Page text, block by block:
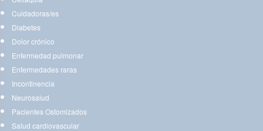
Cuidadoras/es
Diabetes
Dolor crónico
Enfermedad pulmonar
Enfermedades raras
Incontinencia
Neurosalud
Pacientes Ostomizados
Salud cardiovascular